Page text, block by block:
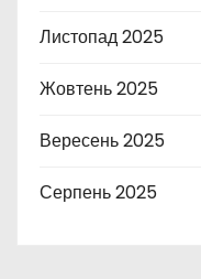
Листопад 2025
Жовтень 2025
Вересень 2025
Серпень 2025